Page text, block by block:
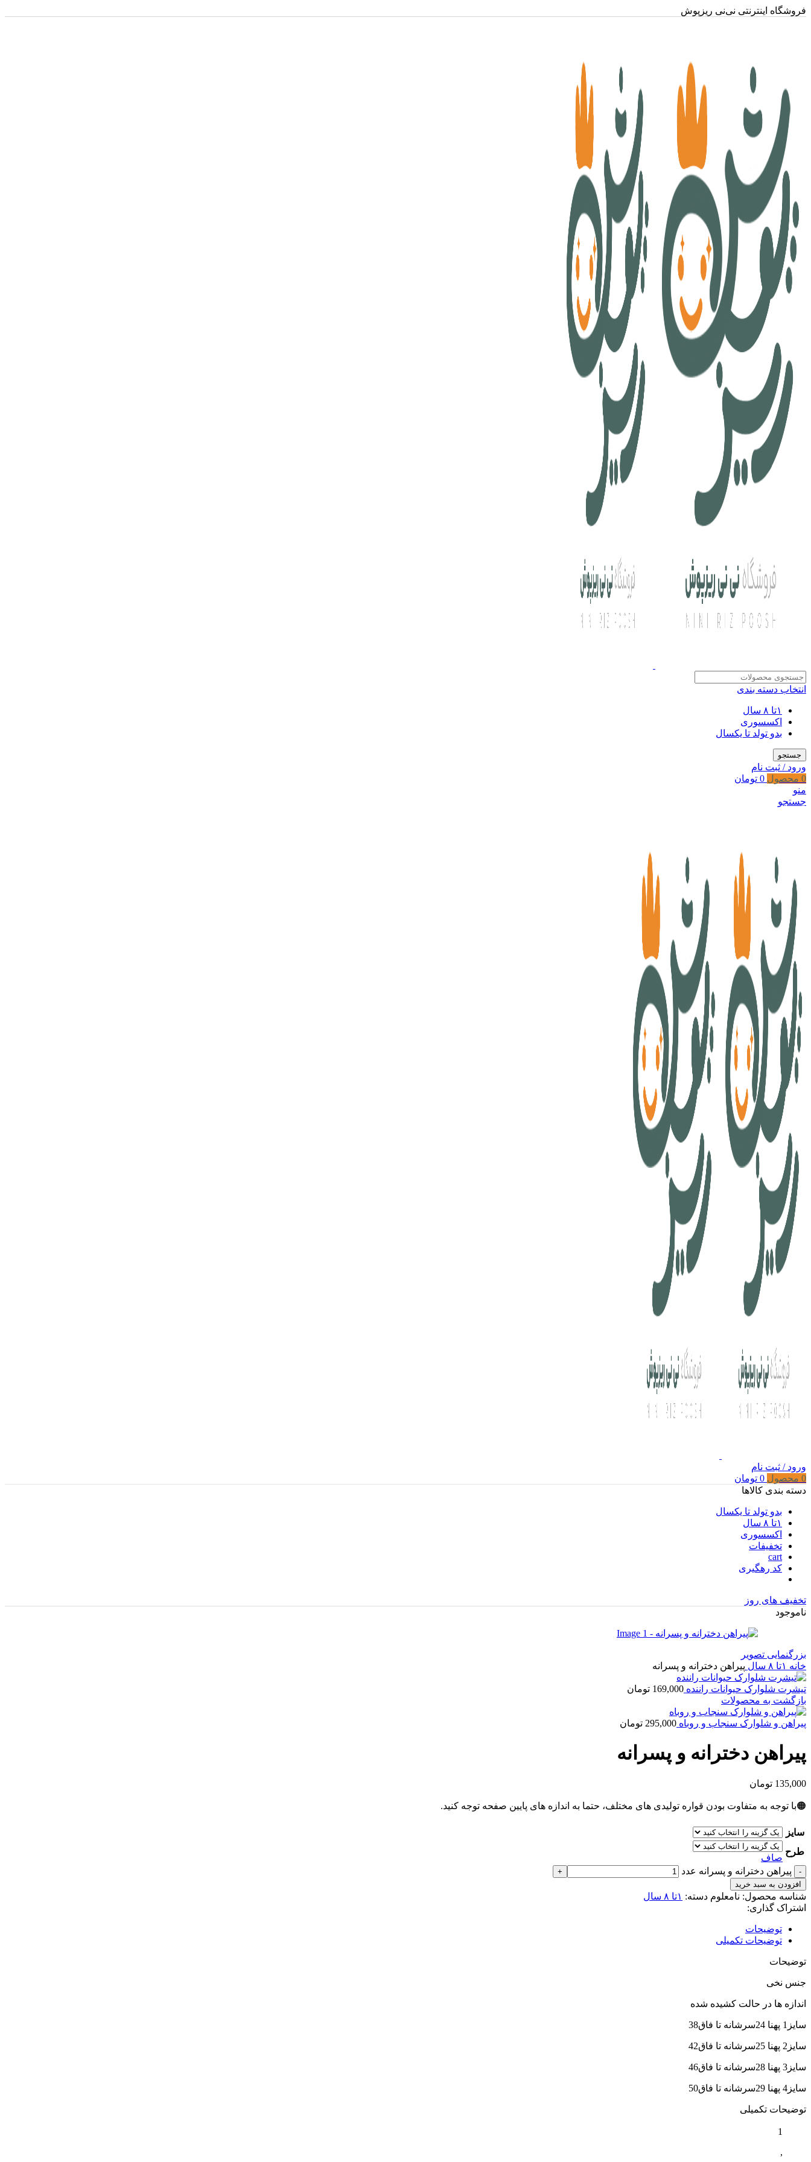
فروشگاه اینترنتی نی‌نی ریزپوش
انتخاب دسته بندی
۱تا ۸ سال
اکسسوری
بدو تولد تا یکسال
جستجو
ورود / ثبت نام
0 محصول 0 تومان
منو
جستجو
ورود / ثبت نام
0 محصول 0 تومان
دسته بندی کالاها
بدو تولد تا یکسال
۱تا ۸ سال
اکسسوری
تخفیفات
cart
کد رهگیری
تخفیف های روز
ناموجود
بزرگنمایی تصویر
خانه ۱تا ۸ سال پیراهن دخترانه و پسرانه
تیشرت شلوارک حیوانات راننده 169,000 تومان
بازگشت به محصولات
پیراهن و شلوارک سنجاب و روباه 295,000 تومان
پیراهن دخترانه و پسرانه
135,000 تومان
🟠با توجه به متفاوت بودن قواره تولیدی های مختلف، حتما به اندازه های پایین صفحه توجه کنید.
سایز
طرح
صاف
پیراهن دخترانه و پسرانه عدد
افزودن به سبد خرید
شناسه محصول: نامعلوم دسته: ۱تا ۸ سال
اشتراک گذاری:
توضیحات
توضیحات تکمیلی
توضیحات
جنس نخی
اندازه ها در حالت کشیده شده
سایز1 پهنا 24سرشانه تا فاق38
سایز2 پهنا 25سرشانه تا فاق42
سایز3 پهنا 28سرشانه تا فاق46
سایز4 پهنا 29سرشانه تا فاق50
توضیحات تکمیلی
1
,